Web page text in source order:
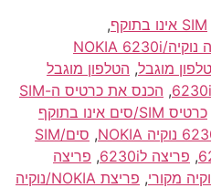
SIM אינו בתוקף
,
UNLOCK/פריצה/פריצת/פתיחה נוקיה/NOKIA 6230i
מוגבל, הטלפון מוגבל
,
הכנס את כרטיס ה-SIM
כרטיס SIM/סים אינו בתוקף
,
סים/SIM
, פריצה ל6230i , פריצה
מקורי,
פריצת NOKIA/נוקיה